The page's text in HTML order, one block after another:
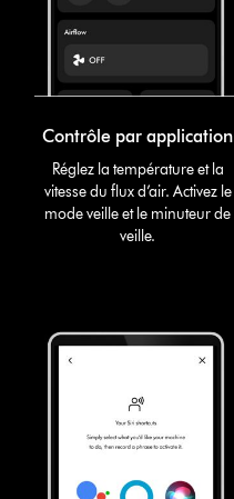
Contrôle par application
Réglez la température et la
vitesse du flux d’air. Activez le
mode veille et le minuteur de
veille.